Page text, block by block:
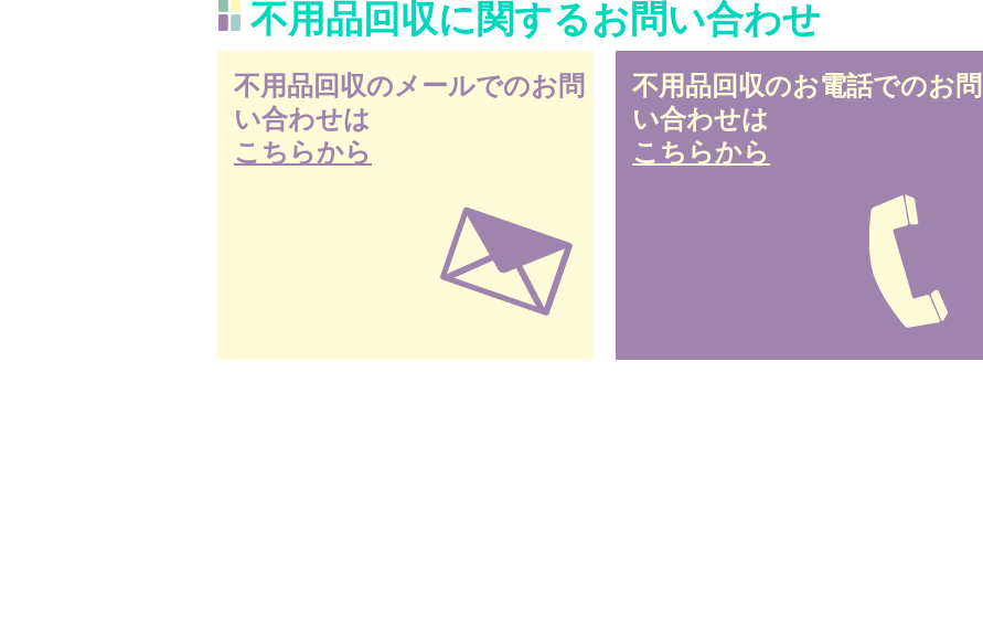
不用品回収に関するお問い合わせ
不用品回収のメールでのお問
い合わせは
こちらから
不用品回収のお電話でのお問
い合わせは
こちらから